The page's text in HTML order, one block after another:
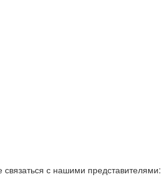
с нашими представителями: